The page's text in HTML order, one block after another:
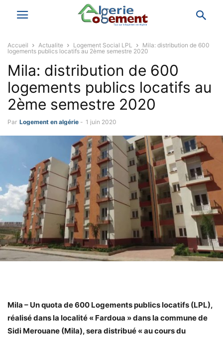
Accueil Actualite Logement Social LPL
Mila: distribution de 600
logements publics locatifs au 2ème semestre 2020
Mila: distribution de 600
logements publics locatifs au
2ème semestre 2020
Par Logement en algérie - 1 juin 2020
Mila – Un quota de 600 Logements publics locatifs (LPL),
réalisé dans la localité « Fardoua » dans la commune de
Sidi Merouane (Mila), sera distribué « au cours du